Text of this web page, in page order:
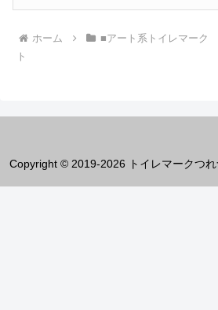
ホーム ■アート系トイレマーク
ト
Copyright © 2019-2026 トイレマークつれ